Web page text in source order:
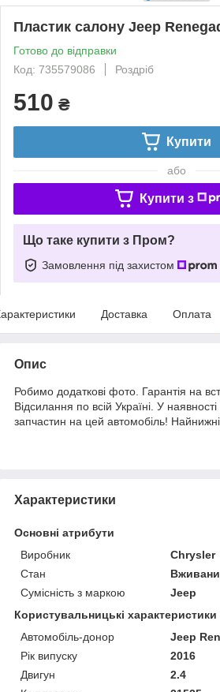
Пластик салону Jeep
Готово до відправки
Код: 735579086
Роздріб
510 ₴
Купити
або
Купити з
Що таке купити з Пром?
Замовлення під захистом
Доставка Оплата
Опис
Робимо додаткові фото. Гарантія на
Відсилання по всій Україні. У
запчастин на цей автомобіль!
Характеристики
Основні атрибути
Виробник
Chrysler
Стан
Сумісність з маркою
Jeep
Користувальницькі характеристики
Автомобіль-донор
Jeep
Рік випуску
2016
Двигун
2.4